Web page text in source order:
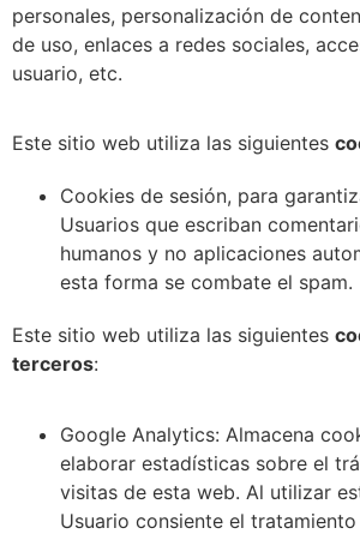
personales, personalización de
de uso, enlaces a redes sociales,
usuario, etc.
Este sitio web utiliza las siguientes
Cookies de sesión, para
Usuarios que escriban
humanos y no aplicaciones
esta forma se combate el spam.
Este sitio web utiliza las siguientes
terceros:
Google Analytics: Almacena
elaborar estadísticas sobre el
visitas de esta web. Al utilizar
Usuario consiente el